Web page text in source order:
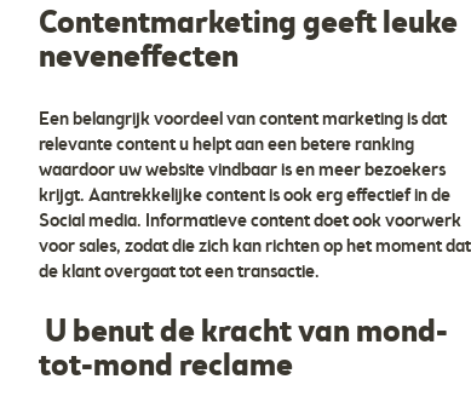
Contentmarketing geeft leuke
neveneffecten
Een belangrijk voordeel van content marketing is dat
relevante content u helpt aan een betere ranking
waardoor uw website vindbaar is en meer bezoekers
krijgt. Aantrekkelijke content is ook erg effectief in de
Social media. Informatieve content doet ook voorwerk
voor sales, zodat die zich kan richten op het moment dat
de klant overgaat tot een transactie.
U benut de kracht van mond-
tot-mond reclame